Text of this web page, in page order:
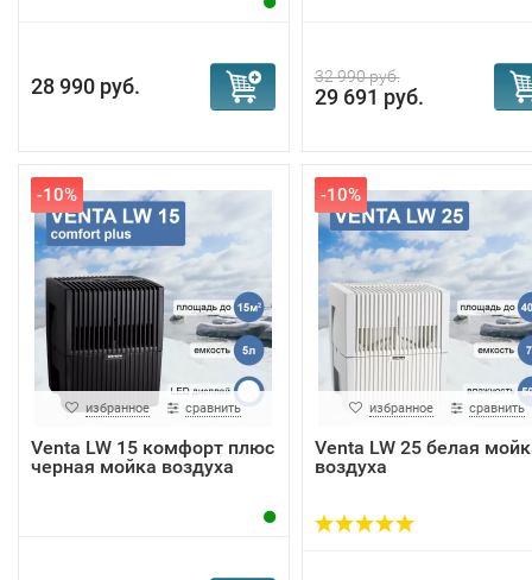
28 990 руб. 32 990 руб.
29 691 руб.
-10%
избранное сравнить
Venta LW 15 комфорт плюс
черная мойка воздуха
-10%
избранное сравнить
Venta LW 25 белая
воздуха